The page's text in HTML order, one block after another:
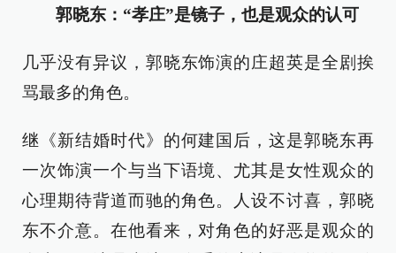
郭晓东：“孝庄”是镜子，也是观众的认可
几乎没有异议，郭晓东饰演的庄超英是全剧挨
骂最多的角色。
继《新结婚时代》的何建国后，这是郭晓东再
一次饰演一个与当下语境、尤其是女性观众的
心理期待背道而驰的角色。人设不讨喜，郭晓
东不介意。在他看来，对角色的好恶是观众的